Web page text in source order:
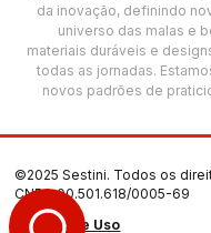
da inovação, definindo
universo das malas e
materiais duráveis e
todas as jornadas.
novos padrões de
©2025 Sestini. Todos os
CNPJ: 00.501.618/0005-69
Termos de Uso